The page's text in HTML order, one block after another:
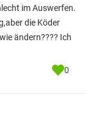
im Auswerfen.
die Köder
ändern???? Ich
0